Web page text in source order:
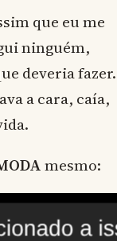
que eu me
ninguém,
deveria fazer.
a cara, caía,
mesmo: